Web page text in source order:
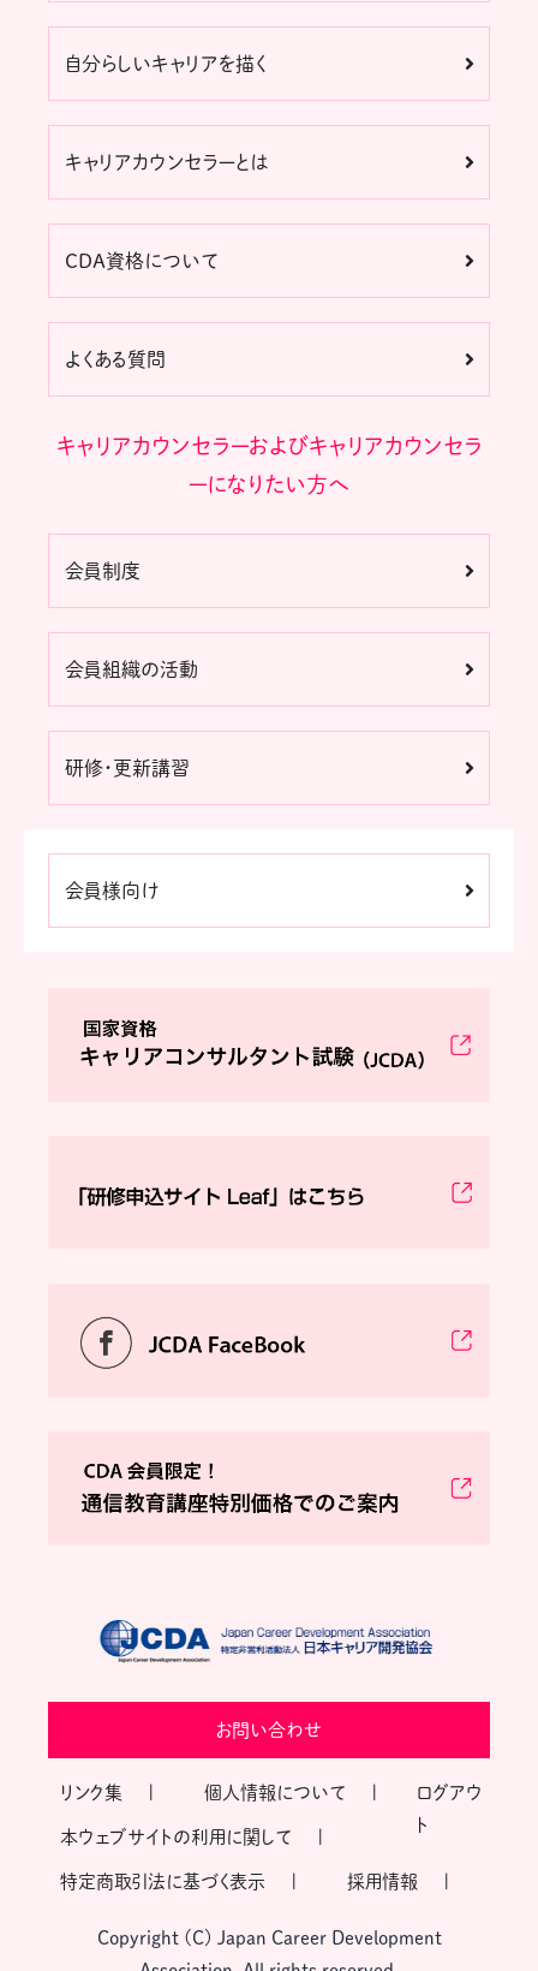
自分らしいキャリアを描く
キャリアカウンセラーとは
CDA資格について
よくある質問
キャリアカウンセラーおよびキャリアカウンセラ
ーになりたい方へ
会員制度
会員組織の活動
研修・更新講習
会員様向け
お問い合わせ
リンク集 個人情報について
本ウェブサイトの利用に関して
特定商取引法に基づく表示 採用情報
ログアウ
ト
Copyright (C) Japan Career Development